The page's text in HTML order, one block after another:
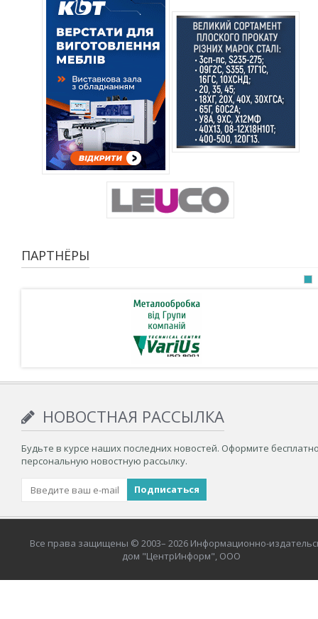
ПАРТНЁРЫ
НОВОСТНАЯ РАССЫЛКА
Будьте в курсе наших последних новостей. Оформите
персональную новостную рассылку.
Все права защищены © 2003– 2026 Информационно-
дом "ЦентрИнформ", ООО